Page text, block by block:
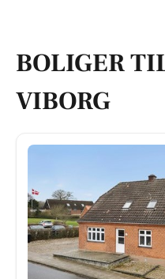
BOLIGER
VIBORG